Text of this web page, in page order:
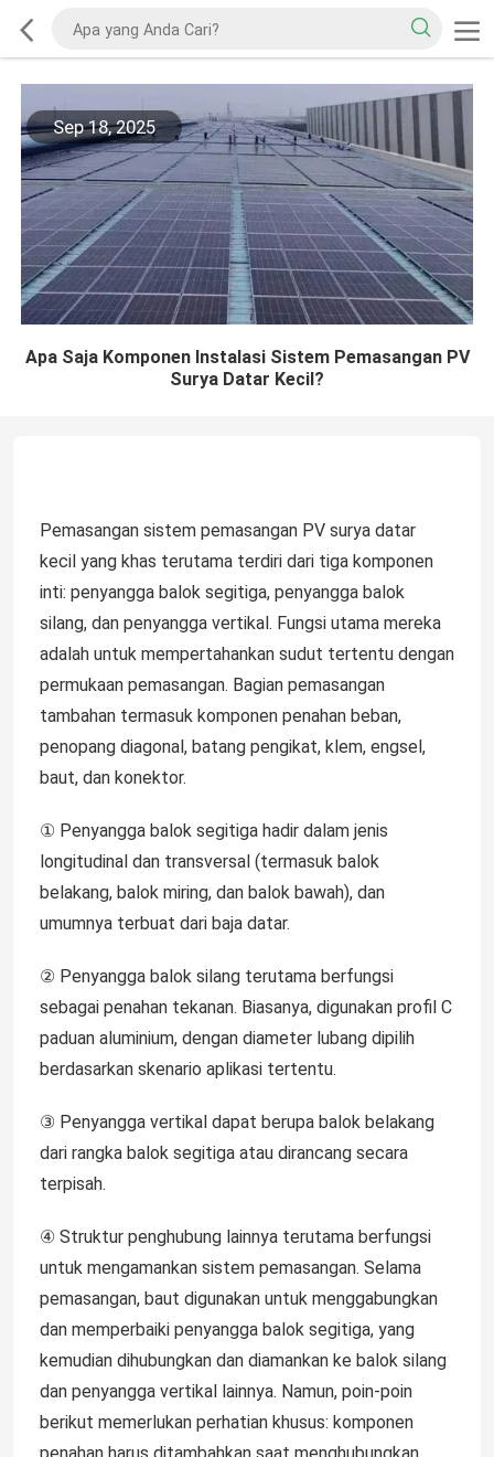
Sep 18, 2025
Apa Saja Komponen Instalasi Sistem Pemasangan PV
Surya Datar Kecil?
Pemasangan sistem pemasangan PV surya datar
kecil yang khas terutama terdiri dari tiga komponen
inti: penyangga balok segitiga, penyangga balok
silang, dan penyangga vertikal. Fungsi utama mereka
adalah untuk mempertahankan sudut tertentu dengan
permukaan pemasangan. Bagian pemasangan
tambahan termasuk komponen penahan beban,
penopang diagonal, batang pengikat, klem, engsel,
baut, dan konektor.
① Penyangga balok segitiga hadir dalam jenis
longitudinal dan transversal (termasuk balok
belakang, balok miring, dan balok bawah), dan
umumnya terbuat dari baja datar.
② Penyangga balok silang terutama berfungsi
sebagai penahan tekanan. Biasanya, digunakan profil C
paduan aluminium, dengan diameter lubang dipilih
berdasarkan skenario aplikasi tertentu.
③ Penyangga vertikal dapat berupa balok belakang
dari rangka balok segitiga atau dirancang secara
terpisah.
④ Struktur penghubung lainnya terutama berfungsi
untuk mengamankan sistem pemasangan. Selama
pemasangan, baut digunakan untuk menggabungkan
dan memperbaiki penyangga balok segitiga, yang
kemudian dihubungkan dan diamankan ke balok silang
dan penyangga vertikal lainnya. Namun, poin-poin
berikut memerlukan perhatian khusus: komponen